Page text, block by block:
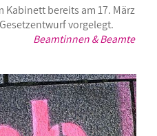
Beamtinnen & Beamte
Kabinett bereits am 17. März
vorgelegt.